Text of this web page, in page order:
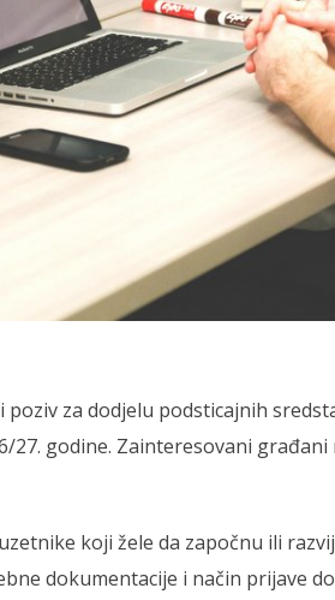
za dodjelu podsticajnih
27. godine. Zainteresovani
koji žele da započnu ili
dokumentacije i način prijave